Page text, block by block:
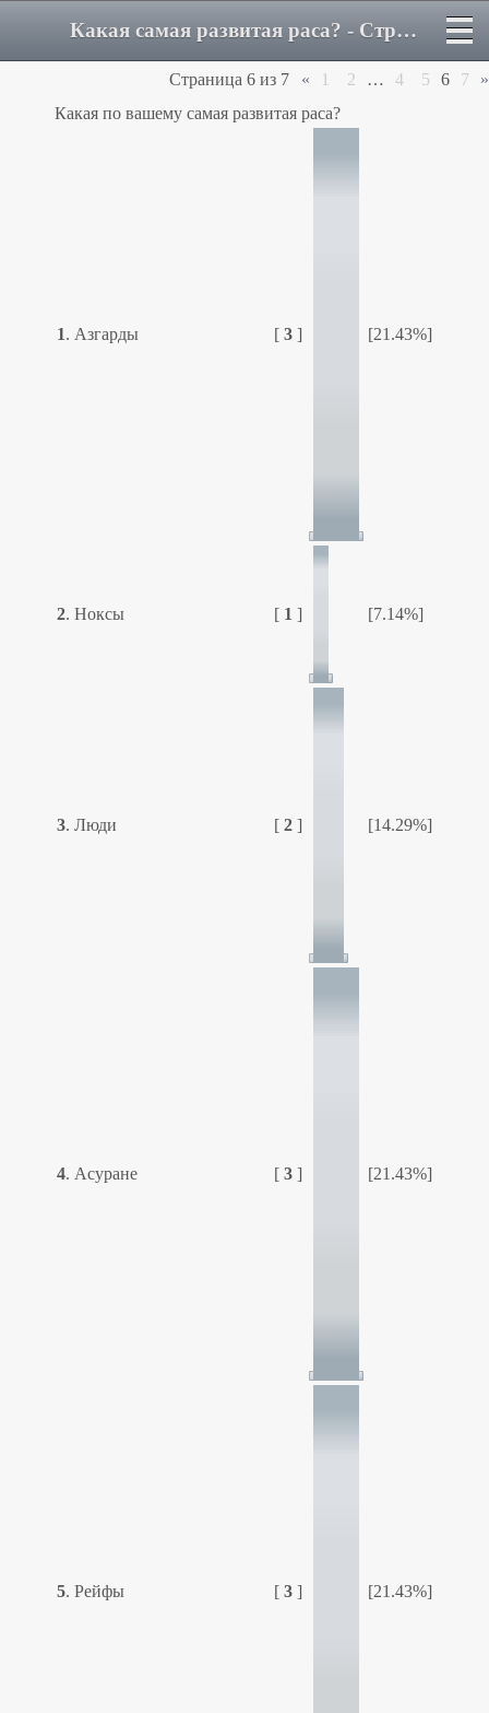
Какая самая развитая раса? - Страница 6 - Форум
Страница 6 из 7 « 1 2 … 4 5 6 7
»
Какая по вашему самая развитая раса?
1. Азгарды [ 3 ] [21.43%]
2. Ноксы [ 1 ] [7.14%]
3. Люди [ 2 ] [14.29%]
4. Асуране [ 3 ] [21.43%]
5. Рейфы [ 3 ] [21.43%]